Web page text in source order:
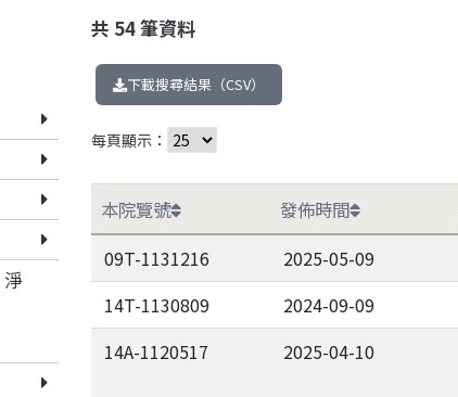
淨
共 54筆資料
下載搜尋結果（CSV）
每頁顯示：
本院覽號 發佈時間
09T-1131216
2025-05-09
14T-1130809
2024-09-09
14A-1120517
2025-04-10